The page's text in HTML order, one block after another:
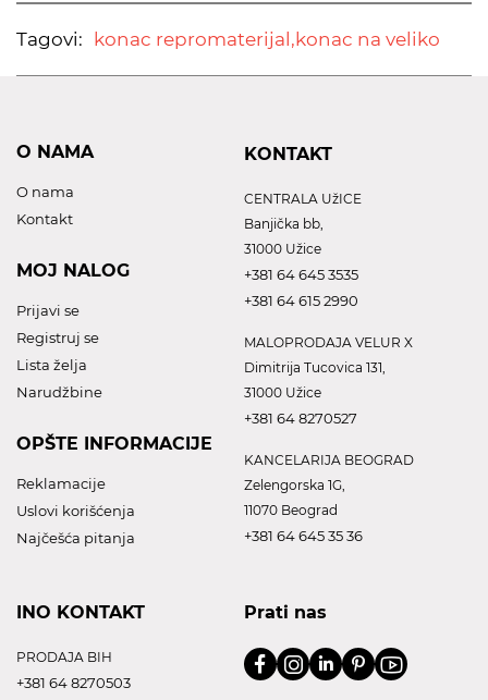
Tagovi: konac repromaterijal, konac na veliko
O NAMA
O nama
Kontakt
MOJ NALOG
Prijavi se
Registruj se
Lista želja
Narudžbine
OPŠTE INFORMACIJE
Reklamacije
Uslovi korišćenja
Najčešća pitanja
KONTAKT
CENTRALA UžICE
Banjička bb,
31000 Užice
+381 64 645 3535
+381 64 615 2990
MALOPRODAJA VELUR X
Dimitrija Tucovica 131,
31000 Užice
+381 64 8270527
KANCELARIJA BEOGRAD
Zelengorska 1G,
11070 Beograd
+381 64 645 35 36
INO KONTAKT
PRODAJA BIH
+381 64 8270503
Prati nas